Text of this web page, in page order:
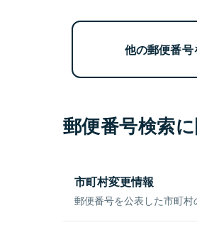
他の郵便番
郵便番号検索
市町村変更情報
郵便番号を公表した市町村